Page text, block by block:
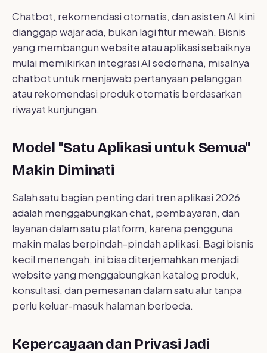
Chatbot, rekomendasi otomatis, dan asisten AI kini
dianggap wajar ada, bukan lagi fitur mewah. Bisnis
yang membangun website atau aplikasi sebaiknya
mulai memikirkan integrasi AI sederhana, misalnya
chatbot untuk menjawab pertanyaan pelanggan
atau rekomendasi produk otomatis berdasarkan
riwayat kunjungan.
Model "Satu Aplikasi untuk Semua"
Makin Diminati
Salah satu bagian penting dari tren aplikasi 2026
adalah menggabungkan chat, pembayaran, dan
layanan dalam satu platform, karena pengguna
makin malas berpindah-pindah aplikasi. Bagi bisnis
kecil menengah, ini bisa diterjemahkan menjadi
website yang menggabungkan katalog produk,
konsultasi, dan pemesanan dalam satu alur tanpa
perlu keluar-masuk halaman berbeda.
Kepercayaan dan Privasi Jadi